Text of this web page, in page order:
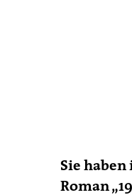
Sie
Roman